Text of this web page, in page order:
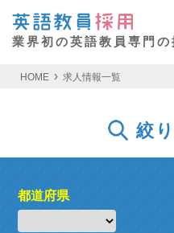
業界初の英語教員専門の
HOME 求人情報一覧
絞
都道府県